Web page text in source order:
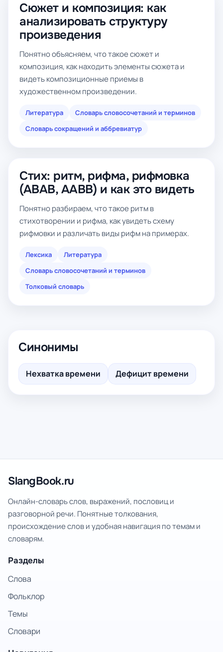
Сюжет и композиция: как
анализировать структуру
произведения
Понятно объясняем, что такое сюжет и
композиция, как находить элементы сюжета и
видеть композиционные приемы в
художественном произведении.
Литература
Словарь словосочетаний и терминов
Словарь сокращений и аббревиатур
Стих: ритм, рифма, рифмовка
(ABAB, AABB) и как это видеть
Понятно разбираем, что такое ритм в
стихотворении и рифма, как увидеть схему
рифмовки и различать виды рифм на примерах.
Лексика
Литература
Словарь словосочетаний и терминов
Толковый словарь
Синонимы
Нехватка времени Дефицит времени
SlangBook.ru
Онлайн-словарь слов, выражений, пословиц и
разговорной речи. Понятные толкования,
происхождение слов и удобная навигация по темам и
словарям.
Разделы
Слова
Фольклор
Темы
Словари